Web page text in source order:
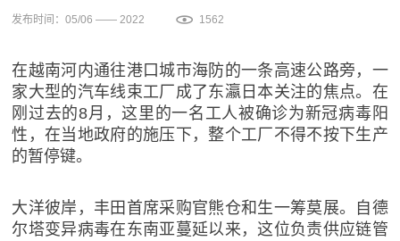
发布时间：05/06 —— 2022 1562
在越南河内通往港口城市海防的一条高速公路旁，一
家大型的汽车线束工厂成了东瀛日本关注的焦点。在
刚过去的8月，这里的一名工人被确诊为新冠病毒阳
性，在当地政府的施压下，整个工厂不得不按下生产
的暂停键。
大洋彼岸，丰田首席采购官熊仓和生一筹莫展。自德
尔塔变异病毒在东南亚蔓延以来，这位负责供应链管